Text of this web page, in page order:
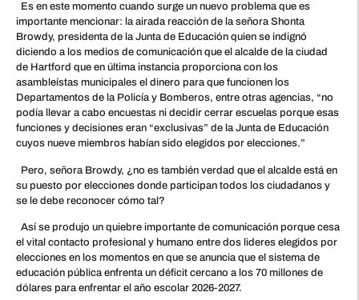
Es en este momento cuando surge un nuevo problema que es
importante mencionar: la airada reacción de la señora Shonta
Browdy, presidenta de la Junta de Educación quien se indignó
diciendo a los medios de comunicación que el alcalde de la ciudad
de Hartford que en última instancia proporciona con los
asambleístas municipales el dinero para que funcionen los
Departamentos de la Policía y Bomberos, entre otras agencias, “no
podía llevar a cabo encuestas ni decidir cerrar escuelas porque esas
funciones y decisiones eran “exclusivas” de la Junta de Educación
cuyos nueve miembros habían sido elegidos por elecciones.”
Pero, señora Browdy, ¿no es también verdad que el alcalde está en
su puesto por elecciones donde participan todos los ciudadanos y
se le debe reconocer cómo tal?
Así se produjo un quiebre importante de comunicación porque cesa
el vital contacto profesional y humano entre dos lideres elegidos por
elecciones en los momentos en que se anuncia que el sistema de
educación pública enfrenta un déficit cercano a los 70 millones de
dólares para enfrentar el año escolar 2026-2027.